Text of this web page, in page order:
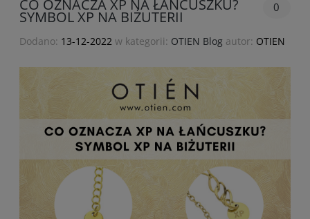
CO OZNACZA XP NA ŁAŃCUSZKU?
SYMBOL XP NA BIŻUTERII
0
Dodano: 13-12-2022 w kategorii: OTIEN Blog autor: OTIEN